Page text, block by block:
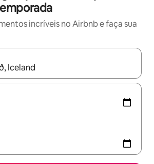
incríveis no Airbnb e faça sua
estiverem disponíveis, explore-os